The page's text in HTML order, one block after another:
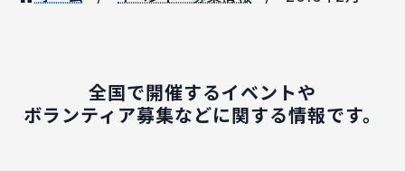
全国で開催するイベントや
ボランティア募集などに関する情報です。